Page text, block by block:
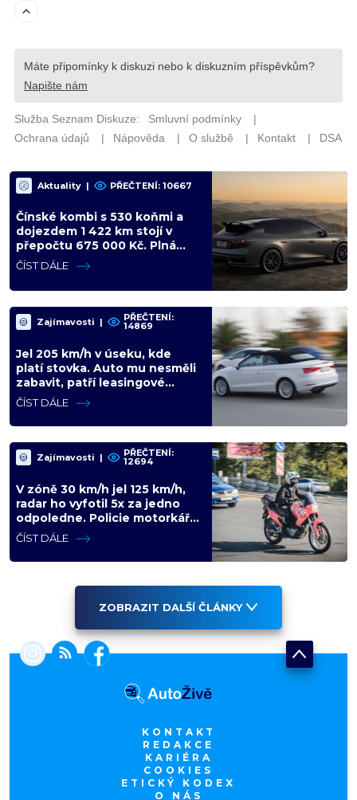
Aktuality | PŘEČTENÍ: 10667
Čínské kombi s 530 koňmi a
dojezdem 1 422 km stojí v
přepočtu 675 000 Kč. Plná
výbava je v ceně, VW a BMW
mají problém
ČÍST DÁLE
Zajímavosti | PŘEČTENÍ:
14869
Jel 205 km/h v úseku, kde
platí stovka. Auto mu nesměli
zabavit, patří leasingové
firmě. Úřad si ale poradil jinak
ČÍST DÁLE
Zajímavosti | PŘEČTENÍ:
12694
V zóně 30 km/h jel 125 km/h,
radar ho vyfotil 5x za jedno
odpoledne. Policie motorkáře
nedokázala zastavit
ČÍST DÁLE
ZOBRAZIT DALŠÍ ČLÁNKY
KONTAKT
REDAKCE
KARIÉRA
COOKIES
ETICKÝ KODEX
O NÁS